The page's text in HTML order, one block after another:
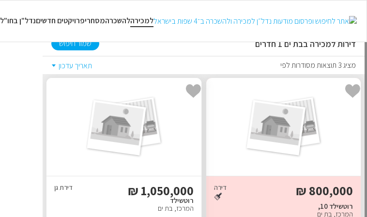
למכירהלהשכרהמסחריפרויקטים חדשיםנדל"ן בחו"ל
למכירה חדר
דירות למכירה בבת ים 1 חדרים שמור חיפוש
מציג 3 תוצאות מסודרות לפי תאריך עדכון
800,000
₪ דירה
רוטשילד 10,
המרכז, בת ים
1,050,000
₪ דירת גן
רוטשילד
המרכז, בת ים